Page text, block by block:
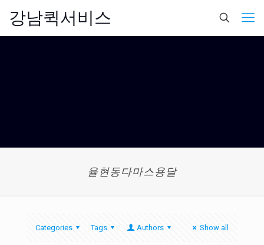
강남퀵서비스
율현동다마스용달
Categories Tags Authors Show all